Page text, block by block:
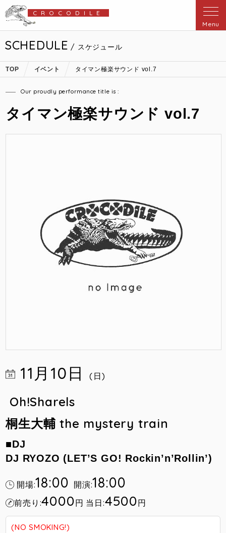
CROCODILE
Menu
SCHEDULE / スケジュール
TOP イベント タイマン極楽サウンド vol.7
Our proudly performance title is :
タイマン極楽サウンド vol.7
11月10日(日)
Oh!Sharels
桐生大輔 the mystery train
■DJ
DJ RYOZO (LET’S GO! Rockin’n’Rollin’)
開場:18:00 開演:18:00
前売り:4000円 当日:4500円
(NO SMOKING!)